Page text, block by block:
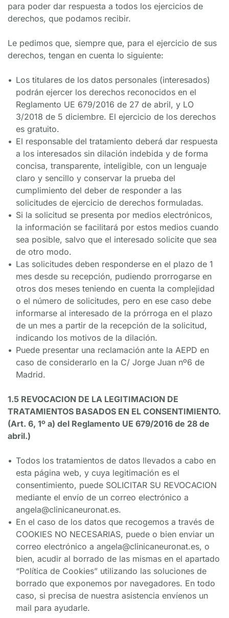
para poder dar respuesta a todos los ejercicios de
derechos, que podamos recibir.
Le pedimos que, siempre que, para el ejercicio de sus
derechos, tengan en cuenta lo siguiente:
Los titulares de los datos personales (interesados)
podrán ejercer los derechos reconocidos en el
Reglamento UE 679/2016 de 27 de abril, y LO
3/2018 de 5 diciembre. El ejercicio de los derechos
es gratuito.
El responsable del tratamiento deberá dar respuesta
a los interesados sin dilación indebida y de forma
concisa, transparente, inteligible, con un lenguaje
claro y sencillo y conservar la prueba del
cumplimiento del deber de responder a las
solicitudes de ejercicio de derechos formuladas.
Si la solicitud se presenta por medios electrónicos,
la información se facilitará por estos medios cuando
sea posible, salvo que el interesado solicite que sea
de otro modo.
Las solicitudes deben responderse en el plazo de 1
mes desde su recepción, pudiendo prorrogarse en
otros dos meses teniendo en cuenta la complejidad
o el número de solicitudes, pero en ese caso debe
informarse al interesado de la prórroga en el plazo
de un mes a partir de la recepción de la solicitud,
indicando los motivos de la dilación.
Puede presentar una reclamación ante la AEPD en
caso de considerarlo en la C/ Jorge Juan nº6 de
Madrid.
1.5 REVOCACION DE LA LEGITIMACION DE
TRATAMIENTOS BASADOS EN EL CONSENTIMIENTO.
(Art. 6, 1º a) del Reglamento UE 679/2016 de 28 de
abril.)
Todos los tratamientos de datos llevados a cabo en
esta página web, y cuya legitimación es el
consentimiento, puede SOLICITAR SU REVOCACION
mediante el envío de un correo electrónico a
angela@clinicaneuronat.es.
En el caso de los datos que recogemos a través de
COOKIES NO NECESARIAS, puede o bien enviar un
correo electrónico a angela@clinicaneuronat.es, o
bien, acudir al borrado de las mismas en el apartado
“Política de Cookies” utilizando las soluciones de
borrado que exponemos por navegadores. En todo
caso, si precisa de nuestra asistencia envíenos un
mail para ayudarle.